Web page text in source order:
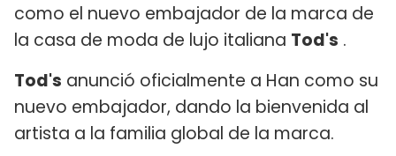
como el nuevo embajador de la marca de
la casa de moda de lujo italiana Tod's .
Tod's anunció oficialmente a Han como su
nuevo embajador, dando la bienvenida al
artista a la familia global de la marca.